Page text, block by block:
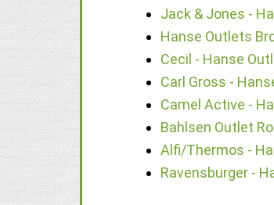
Jack & Jones -
Hanse Outlets
Cecil - Hanse
Carl Gross -
Camel Active -
Bahlsen Outlet
Alfi/Thermos -
Ravensburger -